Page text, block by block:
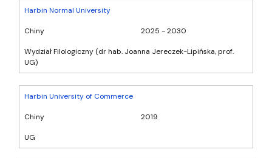
Harbin Normal University
Chiny 2025 - 2030
Wydział Filologiczny (dr hab. Joanna Jereczek-Lipińska, prof.
UG)
Harbin University of Commerce
Chiny 2019
UG